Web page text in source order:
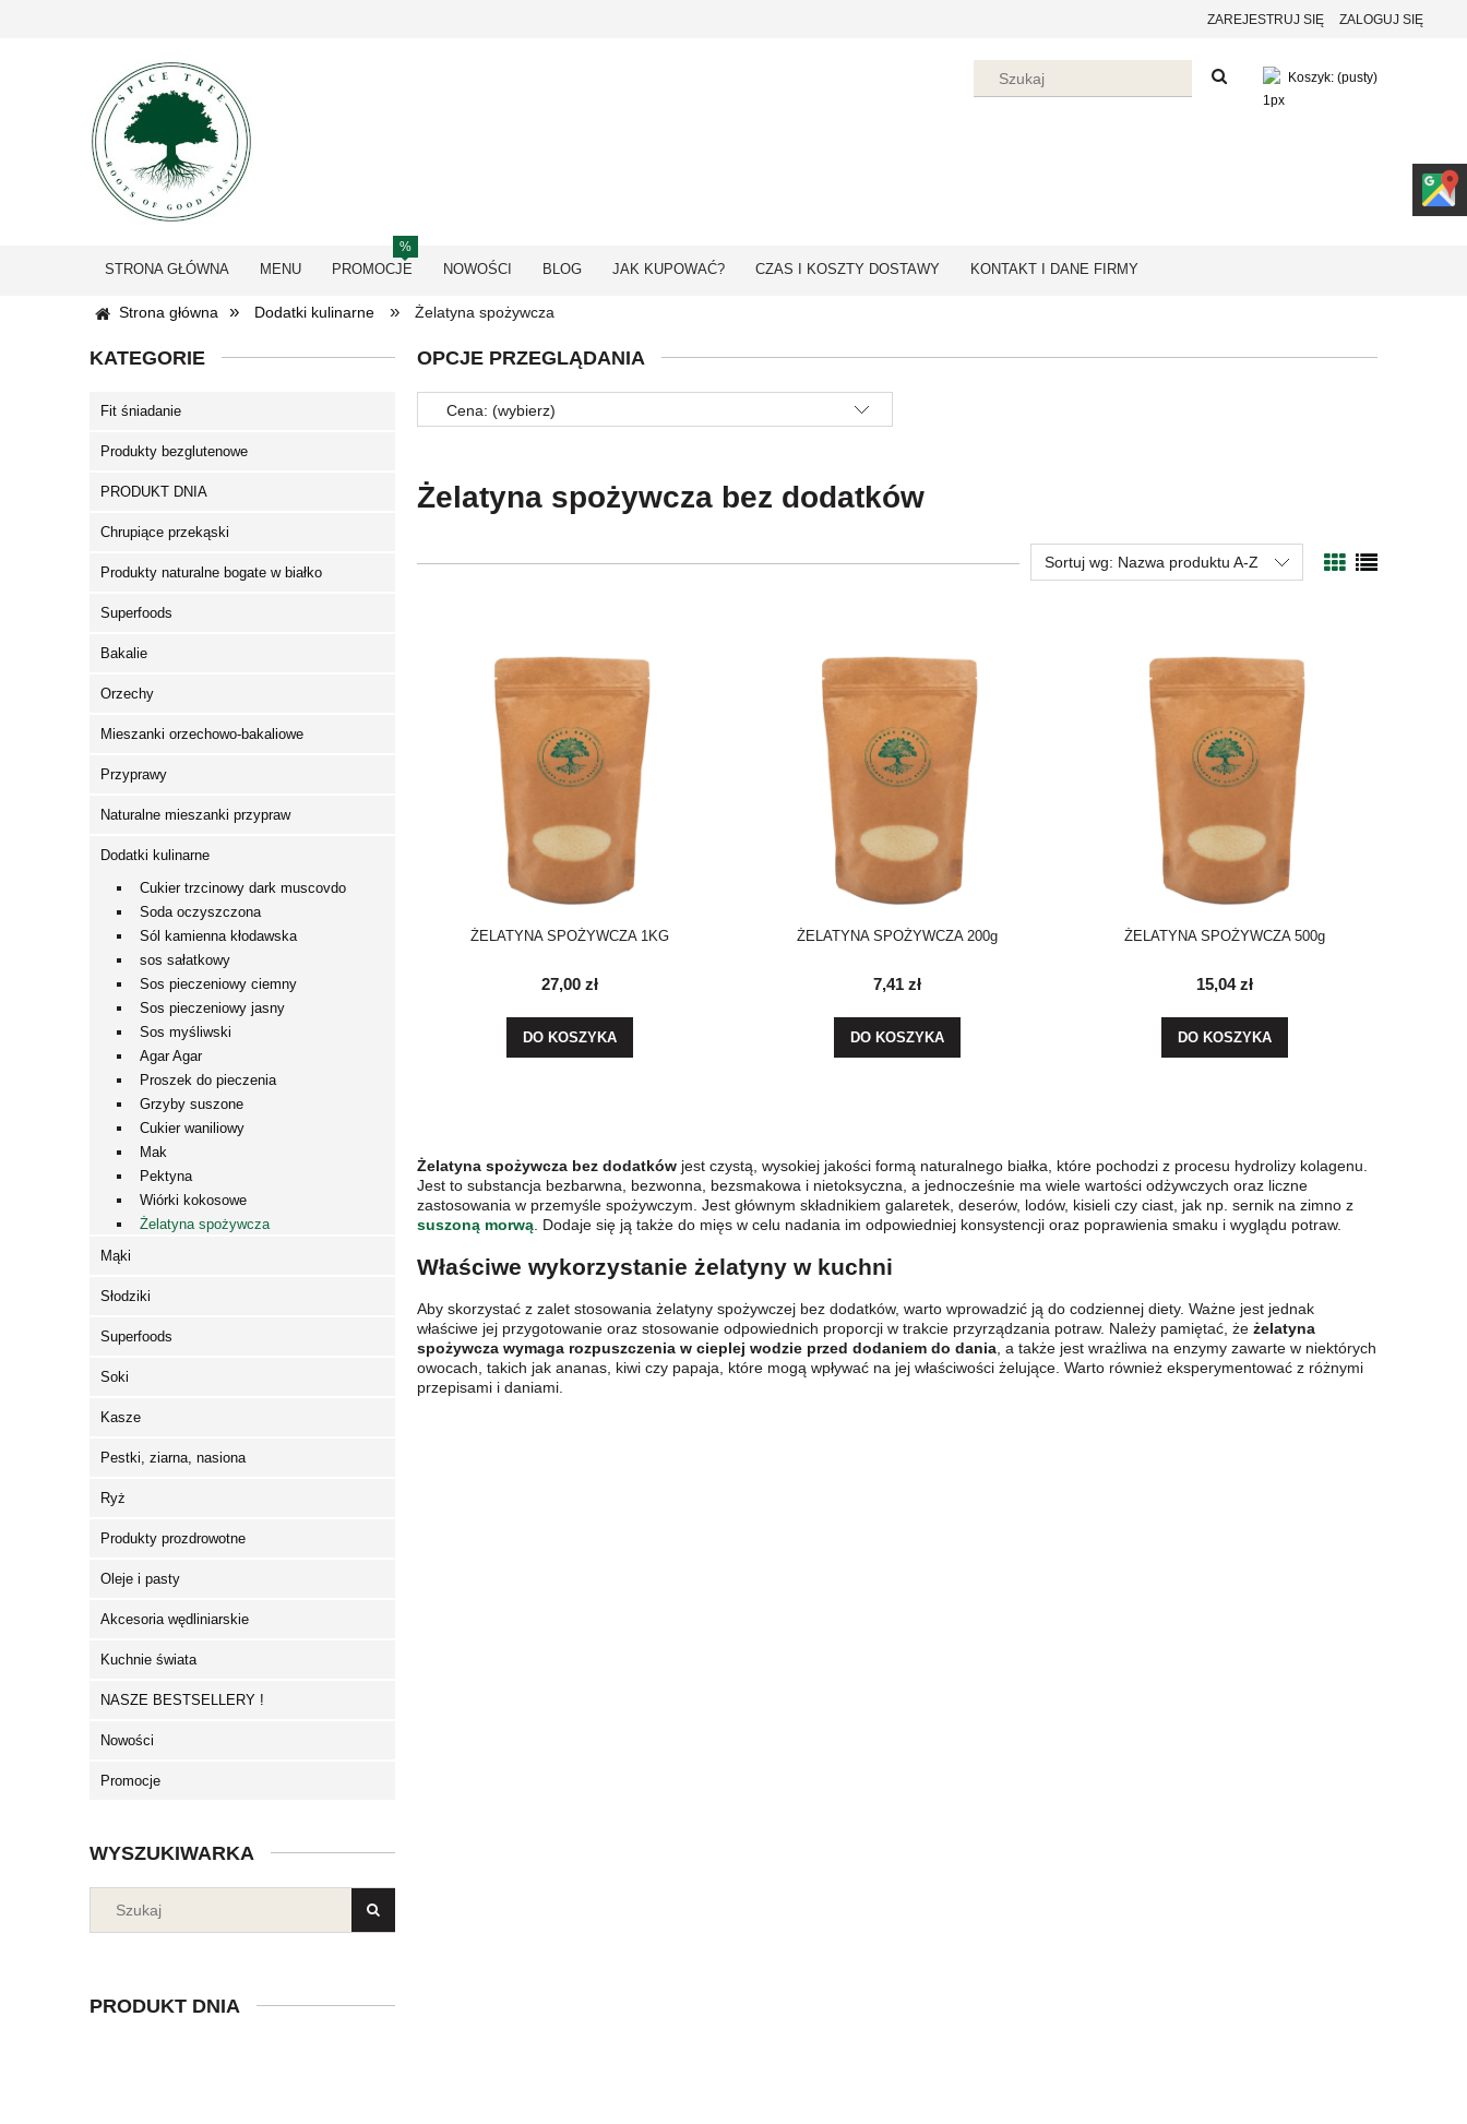
ZAREJESTRUJ SIĘ ZALOGUJ SIĘ
Koszyk: (pusty)
STRONA GŁÓWNA MENU PROMOCJE NOWOŚCI BLOG JAK KUPOWAĆ? CZAS I KOSZTY DOSTAWY KONTAKT I DANE FIRMY
Strona główna » Dodatki kulinarne » Żelatyna spożywcza
KATEGORIE
Fit śniadanie
Produkty bezglutenowe
PRODUKT DNIA
Chrupiące przekąski
Produkty naturalne bogate w białko
Superfoods
Bakalie
Orzechy
Mieszanki orzechowo-bakaliowe
Przyprawy
Naturalne mieszanki przypraw
Dodatki kulinarne
Cukier trzcinowy dark muscovdo
Soda oczyszczona
Sól kamienna kłodawska
sos sałatkowy
Sos pieczeniowy ciemny
Sos pieczeniowy jasny
Sos myśliwski
Agar Agar
Proszek do pieczenia
Grzyby suszone
Cukier waniliowy
Mak
Pektyna
Wiórki kokosowe
Żelatyna spożywcza
Mąki
Słodziki
Superfoods
Soki
Kasze
Pestki, ziarna, nasiona
Ryż
Produkty prozdrowotne
Oleje i pasty
Akcesoria wędliniarskie
Kuchnie świata
NASZE BESTSELLERY !
Nowości
Promocje
WYSZUKIWARKA
PRODUKT DNIA
OPCJE PRZEGLĄDANIA
Cena: (wybierz)
Żelatyna spożywcza bez dodatków
Sortuj wg: Nazwa produktu A-Z
ŻELATYNA SPOŻYWCZA 1KG
27,00 zł
DO KOSZYKA
ŻELATYNA SPOŻYWCZA 200g
7,41 zł
DO KOSZYKA
ŻELATYNA SPOŻYWCZA 500g
15,04 zł
DO KOSZYKA
Żelatyna spożywcza bez dodatków jest czystą, wysokiej jakości formą naturalnego białka, które pochodzi z procesu hydrolizy kolagenu.
Jest to substancja bezbarwna, bezwonna, bezsmakowa i nietoksyczna, a jednocześnie ma wiele wartości odżywczych oraz liczne
zastosowania w przemyśle spożywczym. Jest głównym składnikiem galaretek, deserów, lodów, kisieli czy ciast, jak np. sernik na zimno z
suszoną morwą . Dodaje się ją także do mięs w celu nadania im odpowiedniej konsystencji oraz poprawienia smaku i wyglądu potraw.
Właściwe wykorzystanie żelatyny w kuchni
Aby skorzystać z zalet stosowania żelatyny spożywczej bez dodatków, warto wprowadzić ją do codziennej diety. Ważne jest jednak
właściwe jej przygotowanie oraz stosowanie odpowiednich proporcji w trakcie przyrządzania potraw. Należy pamiętać, że żelatyna
spożywcza wymaga rozpuszczenia w cieplej wodzie przed dodaniem do dania , a także jest wrażliwa na enzymy zawarte w niektórych
owocach, takich jak ananas, kiwi czy papaja, które mogą wpływać na jej właściwości żelujące. Warto również eksperymentować z różnymi
przepisami i daniami.